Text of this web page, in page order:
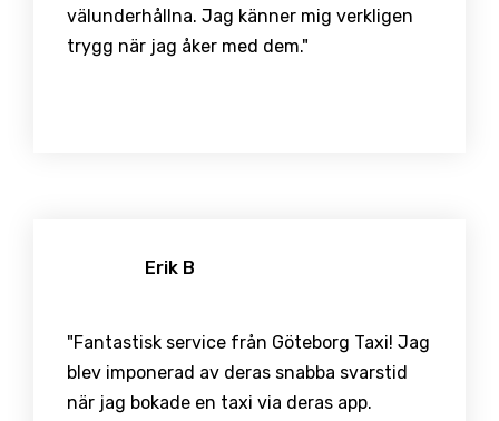
välunderhållna. Jag känner mig verkligen
trygg när jag åker med dem."
Erik B
"Fantastisk service från Göteborg Taxi! Jag
blev imponerad av deras snabba svarstid
när jag bokade en taxi via deras app.